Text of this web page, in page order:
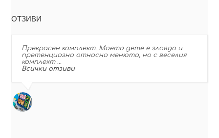
ОТЗИВИ
Прекрасен комплект. Моето дете е злоядо и
претенциозно относно менюто, но с веселия
комплект …
Всички отзиви